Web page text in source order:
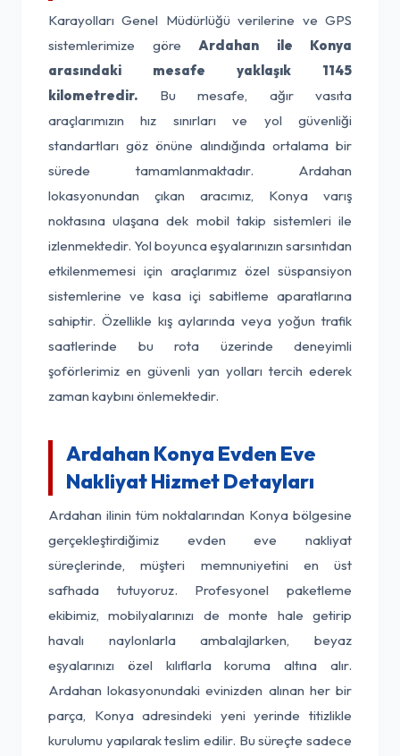
Karayolları Genel Müdürlüğü verilerine ve GPS
sistemlerimize göre Ardahan ile Konya
arasındaki mesafe yaklaşık 1145
kilometredir. Bu mesafe, ağır vasıta
araçlarımızın hız sınırları ve yol güvenliği
standartları göz önüne alındığında ortalama bir
sürede tamamlanmaktadır. Ardahan
lokasyonundan çıkan aracımız, Konya varış
noktasına ulaşana dek mobil takip sistemleri ile
izlenmektedir. Yol boyunca eşyalarınızın sarsıntıdan
etkilenmemesi için araçlarımız özel süspansiyon
sistemlerine ve kasa içi sabitleme aparatlarına
sahiptir. Özellikle kış aylarında veya yoğun trafik
saatlerinde bu rota üzerinde deneyimli
şoförlerimiz en güvenli yan yolları tercih ederek
zaman kaybını önlemektedir.
Ardahan Konya Evden Eve
Nakliyat Hizmet Detayları
Ardahan ilinin tüm noktalarından Konya bölgesine
gerçekleştirdiğimiz evden eve nakliyat
süreçlerinde, müşteri memnuniyetini en üst
safhada tutuyoruz. Profesyonel paketleme
ekibimiz, mobilyalarınızı de monte hale getirip
havalı naylonlarla ambalajlarken, beyaz
eşyalarınızı özel kılıflarla koruma altına alır.
Ardahan lokasyonundaki evinizden alınan her bir
parça, Konya adresindeki yeni yerinde titizlikle
kurulumu yapılarak teslim edilir. Bu süreçte sadece